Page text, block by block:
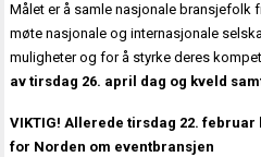
Målet er å samle nasjonale bransjefolk
møte nasjonale og internasjonale
muligheter og for å styrke deres
av tirsdag 26. april dag og kveld
VIKTIG! Allerede tirsdag 22.
for Norden om eventbransjen